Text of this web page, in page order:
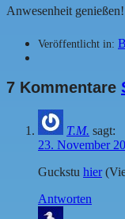
Anwesenheit
Veröffentlicht in:
7 Kommentare
T.M. sagt:
23. November
Guckstu hier
Antworten